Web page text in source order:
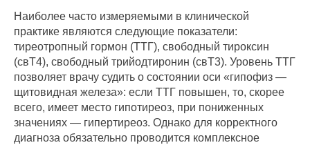
Наиболее часто измеряемыми в клинической
практике являются следующие показатели:
тиреотропный гормон (ТТГ), свободный тироксин
(свТ4), свободный трийодтиронин (свТ3). Уровень ТТГ
позволяет врачу судить о состоянии оси «гипофиз —
щитовидная железа»: если ТТГ повышен, то, скорее
всего, имеет место гипотиреоз, при пониженных
значениях — гипертиреоз. Однако для корректного
диагноза обязательно проводится комплексное